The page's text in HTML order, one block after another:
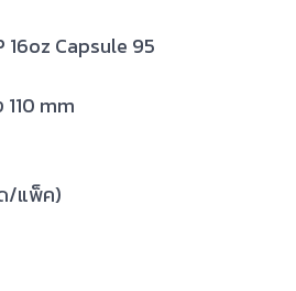
16oz Capsule 95
mm
/แพ็ค)